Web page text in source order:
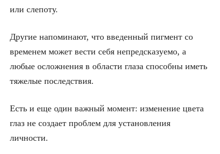
или слепоту.
Другие напоминают, что введенный пигмент со
временем может вести себя непредсказуемо, а
любые осложнения в области глаза способны иметь
тяжелые последствия.
Есть и еще один важный момент: изменение цвета
глаз не создает проблем для установления
личности.